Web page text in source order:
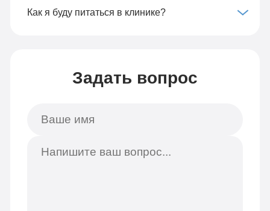
Как я буду питаться в клинике?
Задать вопрос